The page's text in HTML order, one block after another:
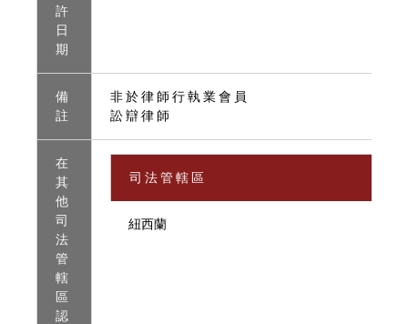
許
日
期
備
註
非 於 律 師 行 執 業 會 員
訟 辯 律 師
在
其
他
司
法
管
轄
區
認
司 法 管 轄 區
紐西蘭